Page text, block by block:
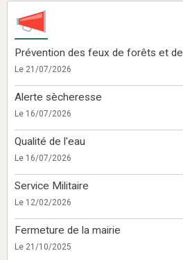
Prévention des feux de forêts et
Le 21/07/2026
Alerte sècheresse
Le 16/07/2026
Qualité de l'eau
Le 16/07/2026
Service Militaire
Le 12/02/2026
Fermeture de la mairie
Le 21/10/2025